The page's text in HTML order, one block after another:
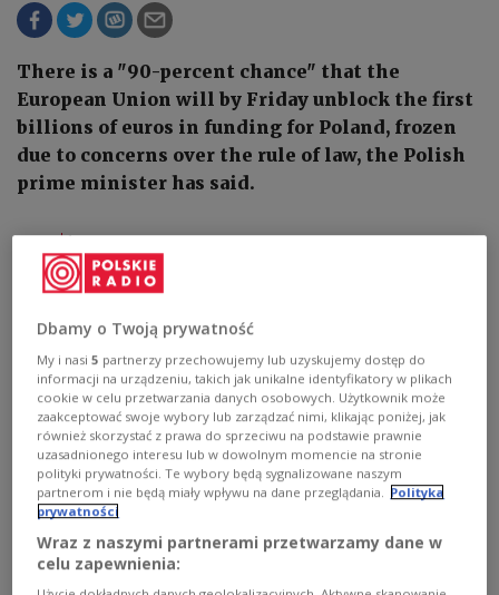
There is a "90-percent chance" that the
European Union will by Friday unblock the first
billions of euros in funding for Poland, frozen
due to concerns over the rule of law, the Polish
prime minister has said.
AUDIO 1
 04'52
Audio report: Click to listen
Dbamy o Twoją prywatność
My i nasi5 partnerzy przechowujemy lub uzyskujemy dostęp do
informacji na urządzeniu, takich jak unikalne identyfikatory w plikach
cookie w celu przetwarzania danych osobowych. Użytkownik może
zaakceptować swoje wybory lub zarządzać nimi, klikając poniżej, jak
również skorzystać z prawa do sprzeciwu na podstawie prawnie
uzasadnionego interesu lub w dowolnym momencie na stronie
polityki prywatności. Te wybory będą sygnalizowane naszym
partnerom i nie będą miały wpływu na dane przeglądania.
Polityka
prywatności
Wraz z naszymi partnerami przetwarzamy dane w
celu zapewnienia: